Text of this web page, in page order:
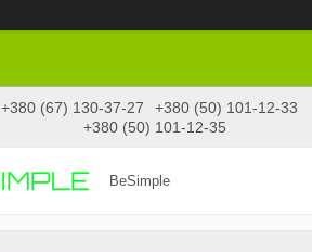
+380 (67) 130-37-27
+380 (50) 101-12-33
+380 (50) 101-12-35
BeSimple